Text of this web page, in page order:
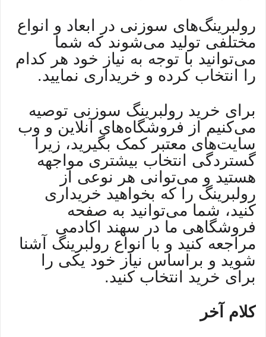
رولبرینگ‌های سوزنی در ابعاد و انواع
مختلفی تولید می‌شوند که شما
می‌توانید با توجه به نیاز خود هر کدام
را انتخاب کرده و خریداری نمایید.
برای خرید رولبرینگ سوزنی توصیه
می‌کنیم از فروشگاه‌های آنلاین و وب
سایت‌های معتبر کمک بگیرید، زیرا
گستردگی انتخاب بیشتری مواجهه
هستید و می‌توانی هر نوعی از
رولبرینگ را که بخواهید خریداری
کنید، شما می‌توانید به صفحه
فروشگاهی ما در سهند اکادمی
مراجعه کنید و با انواع رولبرینگ آشنا
شوید و براساس نیاز خود یکی را
برای خرید انتخاب کنید.
کلام آخر